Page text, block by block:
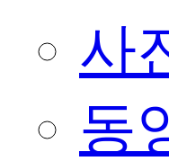
사
동